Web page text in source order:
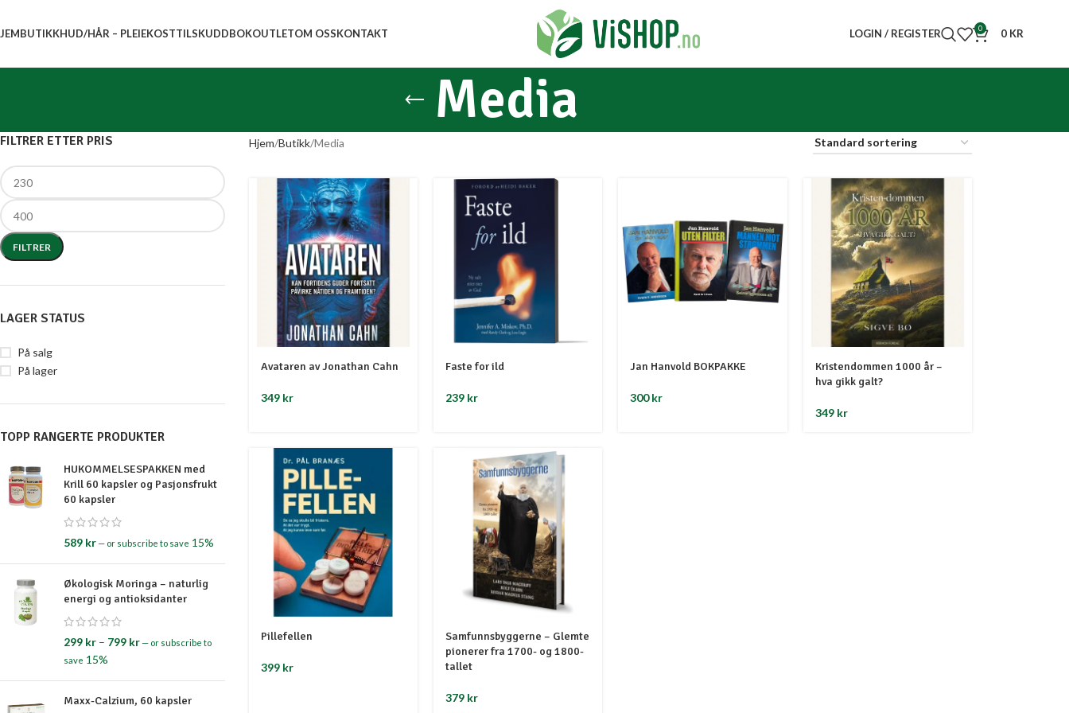
BUTIKKHUD/HÅR – PLEIEKOSTTILSKUDDBOKOUTLETOM OSSKONTAKT LOGIN / REGISTER 0 0 KR
Media
FILTRER ETTER PRIS
FILTRER
LAGER STATUS
På salg
På lager
TOPP RANGERTE PRODUKTER
HUKOMMELSESPAKKEN med
Krill 60 kapsler og Pasjonsfrukt
60 kapsler
589 kr— or subscribe to save 15%
Økologisk Moringa – naturlig
energi og antioksidanter
299 kr – 799 kr— or subscribe to
save 15%
Maxx-Calzium, 60 kapsler
Hjem Butikk Media
Avataren av Jonathan Cahn
349 kr
Faste for ild
239 kr
Jan Hanvold BOKPAKKE
300kr
Kristendommen 1000 år –
hva gikk galt?
349 kr
Pillefellen
399 kr
Samfunnsbyggerne – Glemte
pionerer fra 1700- og 1800-
tallet
379 kr